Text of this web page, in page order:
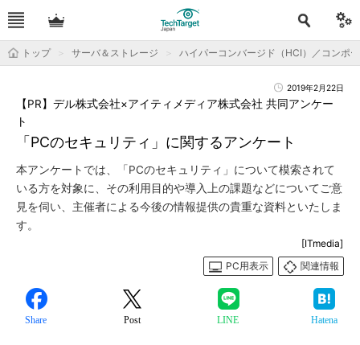
トップ サーバ＆ストレージ ハイパーコンバージド（HCI）／コンポ
2019年2月22日
「PCのセキュリティ」に関するアンケート
【PR】デル株式会社×アイティメディア株式会社 共同アンケー
ト
本アンケートでは、「PCのセキュリティ」について模索されて
いる方を対象に、その利用目的や導入上の課題などについてご意
見を伺い、主催者による今後の情報提供の貴重な資料といたしま
す。
[ITmedia]
PC用表示
関連情報
Share Post LINE Hatena